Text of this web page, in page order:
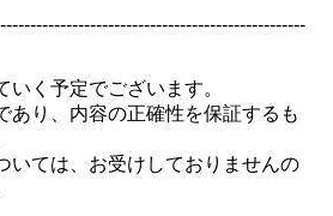
く予定でございます。
り、内容の正確性を保証するも
いては、お受けしておりませんの